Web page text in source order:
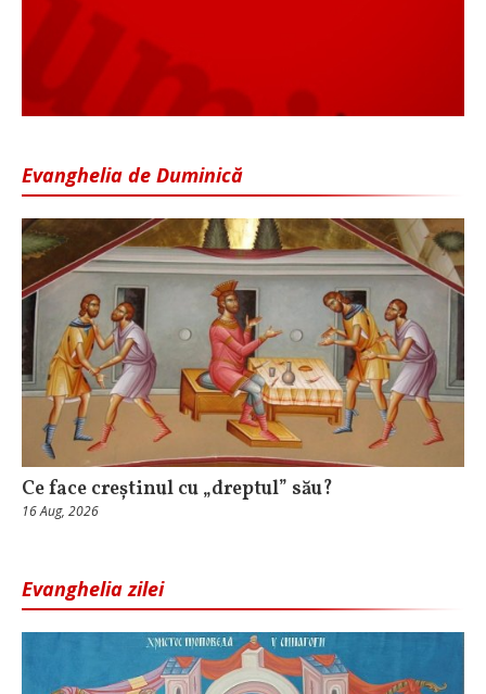
Evanghelia de Duminică
Ce face creștinul cu „dreptul” său?
16 Aug, 2026
Evanghelia zilei